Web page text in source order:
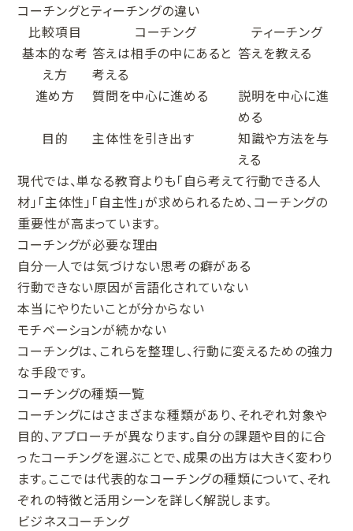
コーチングとティーチングの違い
比較項目
コーチング
ティーチング
基本的な考
え方
答えは相手の中にあると
考える
答えを教える
進め方 質問を中心に進める
説明を中心に進
める
目的
主体性を引き出す
知識や方法を与
える
現代では、単なる教育よりも「自ら考えて行動できる人
材」「主体性」「自主性」が求められるため、コーチングの
重要性が高まっています。
コーチングが必要な理由
自分一人では気づけない思考の癖がある
行動できない原因が言語化されていない
本当にやりたいことが分からない
モチベーションが続かない
コーチングは、これらを整理し、行動に変えるための強力
な手段です。
コーチングの種類一覧
コーチングにはさまざまな種類があり、それぞれ対象や
目的、アプローチが異なります。自分の課題や目的に合
ったコーチングを選ぶことで、成果の出方は大きく変わり
ます。ここでは代表的なコーチングの種類について、それ
ぞれの特徴と活用シーンを詳しく解説します。
ビジネスコーチング